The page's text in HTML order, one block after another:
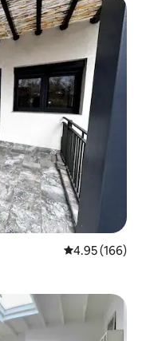
Calificación
4.95 (166)